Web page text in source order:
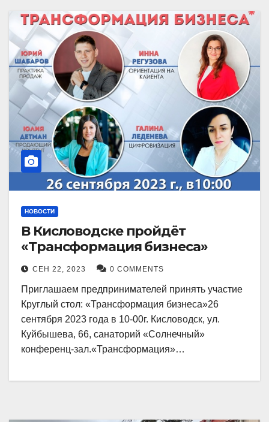
НОВОСТИ
В Кисловодске пройдёт
«Трансформация бизнеса»
СЕН 22, 2023 0 COMMENTS
Приглашаем предпринимателей принять участие
Круглый стол: «Трансформация бизнеса»26
сентября 2023 года в 10-00г. Кисловодск, ул.
Куйбышева, 66, санаторий «Солнечный»
конференц-зал.«Трансформация»…